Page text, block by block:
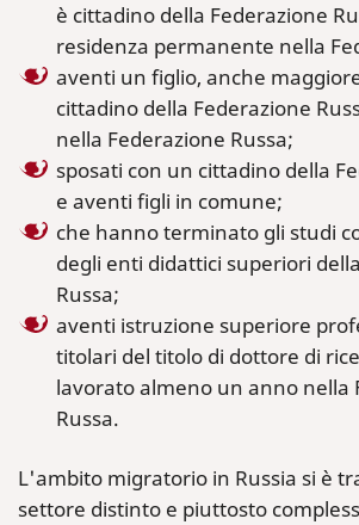
è cittadino della Federazione
residenza permanente nella
aventi un figlio, anche
cittadino della Federazione
nella Federazione Russa;
sposati con un cittadino della
e aventi figli in comune;
che hanno terminato gli studi
degli enti didattici superiori
Russa;
aventi istruzione superiore
titolari del titolo di dottore di
lavorato almeno un anno nella
Russa.
L'ambito migratorio in Russia si è
settore distinto e piuttosto